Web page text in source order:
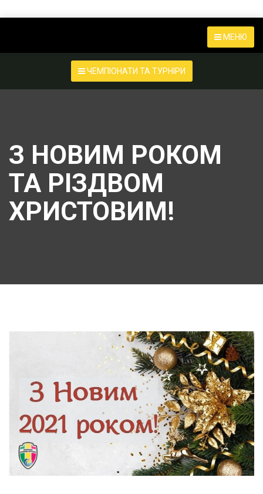
МЕНЮ
ЧЕМПІОНАТИ ТА ТУРНІРИ
З НОВИМ РОКОМ
ТА РІЗДВОМ
ХРИСТОВИМ!